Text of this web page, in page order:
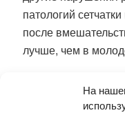
На
патологий
после
лучше, чем в
новосибирские